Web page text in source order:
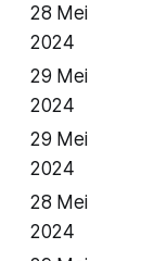
28 Mei
2024
29 Mei
2024
29 Mei
2024
28 Mei
2024